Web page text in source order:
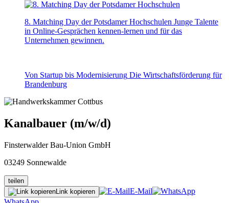
8. Matching Day der Potsdamer Hochschulen Junge Talente
in Online-Gesprächen kennen-lernen und für das
Unternehmen gewinnen.
Von Startup bis Modernisierung Die Wirtschaftsförderung für
Brandenburg
Kanalbauer (m/w/d)
Finsterwalder Bau-Union GmbH
03249 Sonnewalde
teilen
Link kopieren
E-Mail